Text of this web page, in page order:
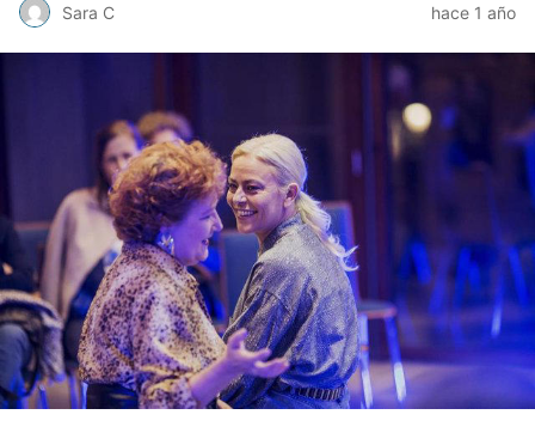
Sara C hace 1 año